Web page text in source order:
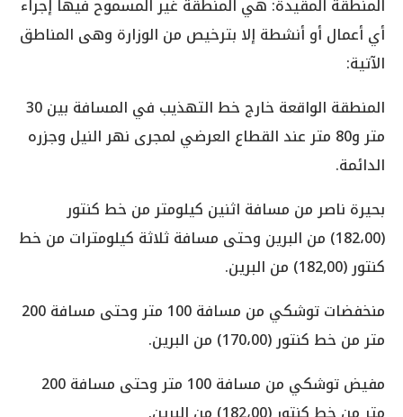
المنطقة المقيدة: هي المنطقة غير المسموح فيها إجراء
أي أعمال أو أنشطة إلا بترخيص من الوزارة وهى المناطق
الآتية:
المنطقة الواقعة خارج خط التهذيب في المسافة بين 30
متر و80 متر عند القطاع العرضي لمجرى نهر النيل وجزره
الدائمة.
بحيرة ناصر من مسافة اثنين كيلومتر من خط كنتور
(182،00) من البرين وحتى مسافة ثلاثة كيلومترات من خط
كنتور (182,00) من البرين.
منخفضات توشكي من مسافة 100 متر وحتى مسافة 200
متر من خط كنتور (170،00) من البرين.
مفيض توشكي من مسافة 100 متر وحتى مسافة 200